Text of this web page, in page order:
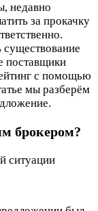
недавно
за прокачку
поставщики
с помощью
мы разберём
брокером?
ситуации